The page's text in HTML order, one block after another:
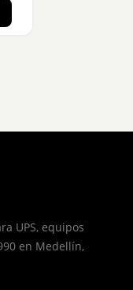
UPS, equipos
en Medellín,